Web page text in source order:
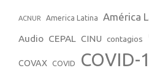
ACNUR America Latina América
Audio CEPAL CINU contagios
COVAX COVID COVID-